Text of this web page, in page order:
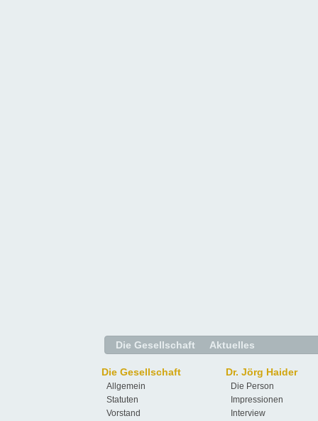
Die Gesellschaft Aktuelles
Die Gesellschaft
Allgemein
Statuten
Vorstand
Dr. Jörg Haider
Die Person
Impressionen
Interview